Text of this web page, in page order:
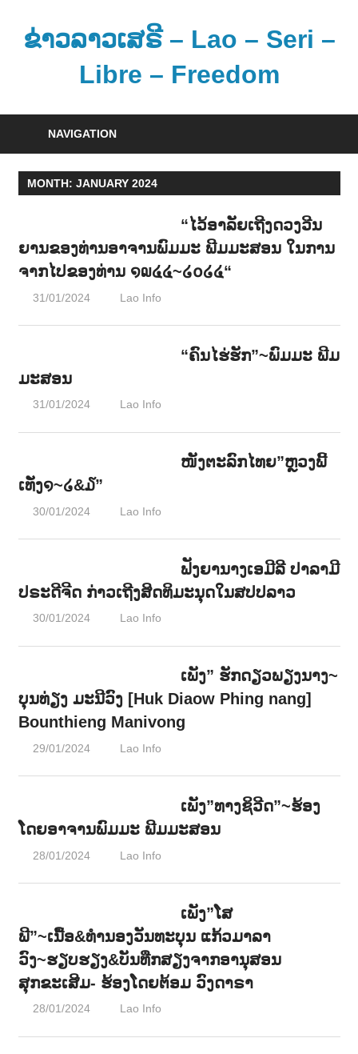
contentຂ່າວລາວເສຣີ – Lao – Seri –
Libre – Freedom
ແ
ມູ
ນ
າ
NAVIGATION
MONTH: JANUARY 2024
“ໄວ້ອາລັຍເຖີງດວງວີນ
ຍານຂອງທ່ານອາຈານພົມມະ ພີມມະສອນ ໃນການ
ຈາກໄປຂອງທ່ານ ໑໙໔໔~໒໐໒໔“
31/01/2024 Lao Info
“ຄົນໄຮ່ຮັກ”~ພົມມະ ພີມ
ມະສອນ
31/01/2024 Lao Info
ໜັງຕະລົກໄທຍ”ຫຼວງພີ້
ເທັ່ງ໑~໒&໓”
30/01/2024 Lao Info
ຟັງຍານາງເອມີລີ ປາລາມີ
ປຣະດີຈີດ ກ່າວເຖີງສິດທິມະນຸດໃນສປປລາວ
30/01/2024 Lao Info
ເພັງ” ຮັກດຽວພຽງນາງ~
ບຸນທ່ຽງ ມະນີວົງ [Huk Diaow Phing nang]
Bounthieng Manivong
29/01/2024 Lao Info
ເພັງ”ທາງຊິວີດ”~ຮ້ອງ
ໂດຍອາຈານພົມມະ ພີມມະສອນ
28/01/2024 Lao Info
ເພັງ”ໂສ
ພີ”~ເນື້ອ&ທຳນອງວັນທະບຸນ ແກ້ວມາລາ
ວົງ~ຮຽບຮຽງ&ບັນທືກສຽງຈາກອານຸສອນ
ສຸກຂະເສີມ- ຮ້ອງໂດຍຕ້ອມ ວົງດາຣາ
28/01/2024 Lao Info